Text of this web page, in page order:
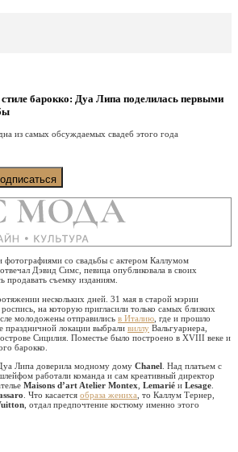
барокко: Дуа Липа поделилась первыми
из самых обсуждаемых свадеб этого года
фотографиями со свадьбы с актером Каллумом
Дэвид Симс, певица опубликовала в своих
продавать съемку изданиям.
нескольких дней. 31 мая в старой мэрии
на которую пригласили только самых близких
молодожены отправились в Италию , где и прошло
праздничной локации выбрали виллу Вальгуарнера,
Сицилия. Поместье было построено в XVIII веке и
барокко.
Липа доверила модному дому Chanel
. Над платьем с
работали команда и сам креативный директор
Maisons d’art Atelier Montex Lemarié и Lesage
. Что касается образа жениха , то Каллум Тернер,
, отдал предпочтение костюму именно этого